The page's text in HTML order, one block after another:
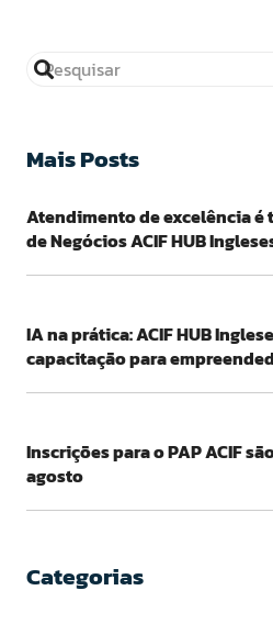
Mais Posts
Atendimento de excelência é
de Negócios ACIF HUB
IA na prática: ACIF HUB
capacitação para
Inscrições para o PAP ACIF
agosto
Categorias